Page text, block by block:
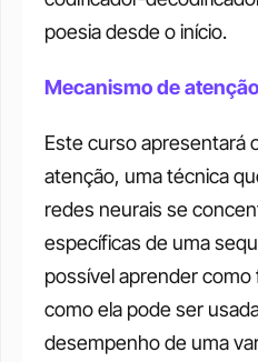
poesia desde o início.
Mecanismo de atenção
Este curso apresentará
atenção, uma técnica
redes neurais se
específicas de uma
possível aprender
como ela pode ser
desempenho de uma